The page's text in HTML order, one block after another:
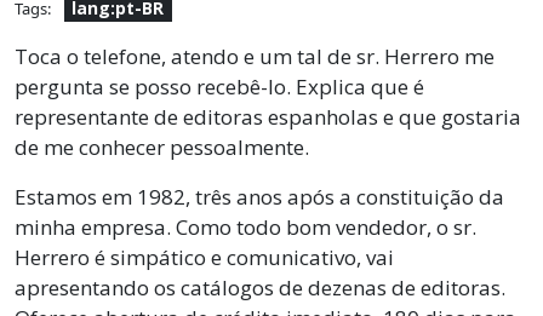
Tags: lang:pt-BR
Toca o telefone, atendo e um tal de sr. Herrero me
pergunta se posso recebê-lo. Explica que é
representante de editoras espanholas e que gostaria
de me conhecer pessoalmente.
Estamos em 1982, três anos após a constituição da
minha empresa. Como todo bom vendedor, o sr.
Herrero é simpático e comunicativo, vai
apresentando os catálogos de dezenas de editoras.